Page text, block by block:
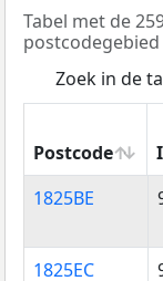
Tabel met de
postcodegebied
Zoek in de
Postcode
Postcode
1825BE
1825EC